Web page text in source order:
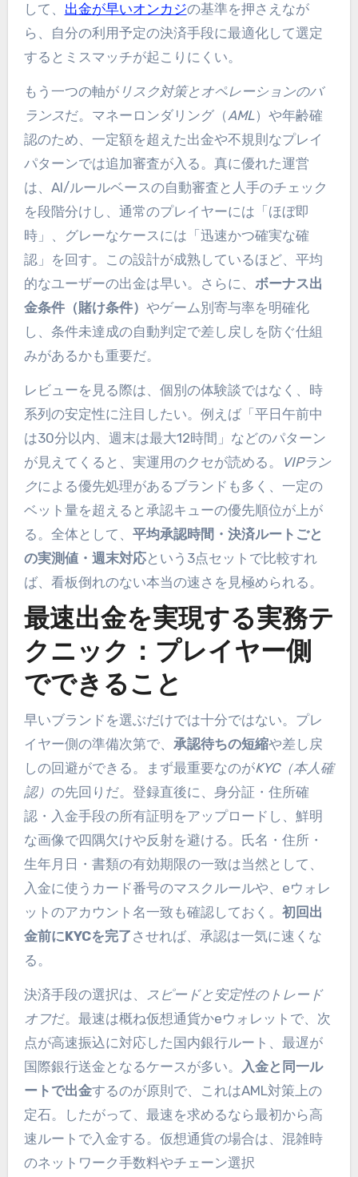
して、 出金が早いオンカジの基準を押さえなが
ら、自分の利用予定の決済手段に最適化して選定
するとミスマッチが起こりにくい。
もう一つの軸がリスク対策とオペレーションのバ
ランスだ。マネーロンダリング（ AML）や年齢確
認のため、一定額を超えた出金や不規則なプレイ
パターンでは追加審査が入る。真に優れた運営
は、AI/ルールベースの自動審査と人手のチェック
を段階分けし、通常のプレイヤーには「ほぼ即
時」、グレーなケースには「迅速かつ確実な確
認」を回す。この設計が成熟しているほど、平均
的なユーザーの出金は早い。さらに、 ボーナス出
金条件（賭け条件） やゲーム別寄与率を明確化
し、条件未達成の自動判定で差し戻しを防ぐ仕組
みがあるかも重要だ。
レビューを見る際は、個別の体験談ではなく、時
系列の安定性に注目したい。例えば「平日午前中
は30分以内、週末は最大12時間」などのパターン
が見えてくると、実運用のクセが読める。
VIPラン
クによる優先処理があるブランドも多く、一定の
ベット量を超えると承認キューの優先順位が上が
る。全体として、 平均承認時間・決済ルートごと
の実測値・週末対応という3点セットで比較すれ
ば、看板倒れのない本当の速さを見極められる。
最速出金を実現する実務テ
クニック：プレイヤー側
でできること
早いブランドを選ぶだけでは十分ではない。プレ
イヤー側の準備次第で、 承認待ちの短縮や差し戻
しの回避ができる。まず最重要なのがKYC（本人確
認） の先回りだ。登録直後に、身分証・住所確
認・入金手段の所有証明をアップロードし、鮮明
な画像で四隅欠けや反射を避ける。氏名・住所・
生年月日・書類の有効期限の一致は当然として、
入金に使うカード番号のマスクルールや、eウォレ
ットのアカウント名一致も確認しておく。 初回出
金前にKYCを完了 させれば、承認は一気に速くな
る。
決済手段の選択は、
スピードと安定性のトレード
オフだ。最速は概ね仮想通貨かeウォレットで、次
点が高速振込に対応した国内銀行ルート、最遅が
国際銀行送金となるケースが多い。
入金と同一ル
ートで出金するのが原則で、これはAML対策上の
定石。したがって、最速を求めるなら最初から高
速ルートで入金する。仮想通貨の場合は、混雑時
のネットワーク手数料やチェーン選択